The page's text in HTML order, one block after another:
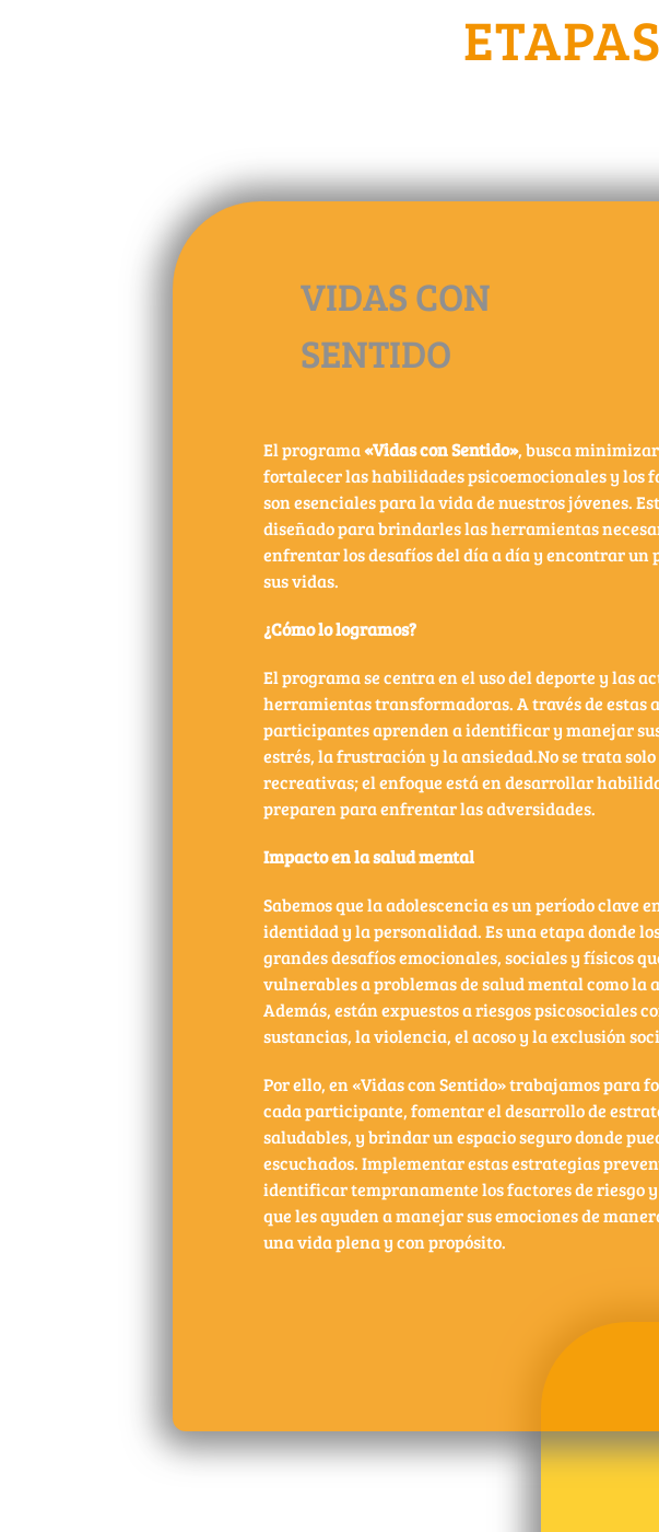
VIDAS CON
SENTIDO
El programa«Vidas con Sentido», busca
fortalecer las habilidades psicoemocionales y los
son esenciales para la vida de nuestros jóvenes.
diseñado para brindarles las herramientas
enfrentar los desafíos del día a día y encontrar un
sus vidas.
¿Cómo lo logramos?
El programa se centra en el uso del deporte y las
herramientas transformadoras. A través de estas
participantes aprenden a identificar y manejar
estrés, la frustración y la ansiedad.No se trata
recreativas; el enfoque está en desarrollar
preparen para enfrentar las adversidades.
Impacto en la salud mental
Sabemos que la adolescencia es un período clave
identidad y la personalidad. Es una etapa donde
grandes desafíos emocionales, sociales y físicos
vulnerables a problemas de salud mental como la
Además, están expuestos a riesgos psicosociales
sustancias, la violencia, el acoso y la exclusión
Por ello, en «Vidas con Sentido» trabajamos para
cada participante, fomentar el desarrollo de
saludables, y brindar un espacio seguro donde
escuchados. Implementar estas estrategias
identificar tempranamente los factores de riesgo
que les ayuden a manejar sus emociones de
una vida plena y con propósito.